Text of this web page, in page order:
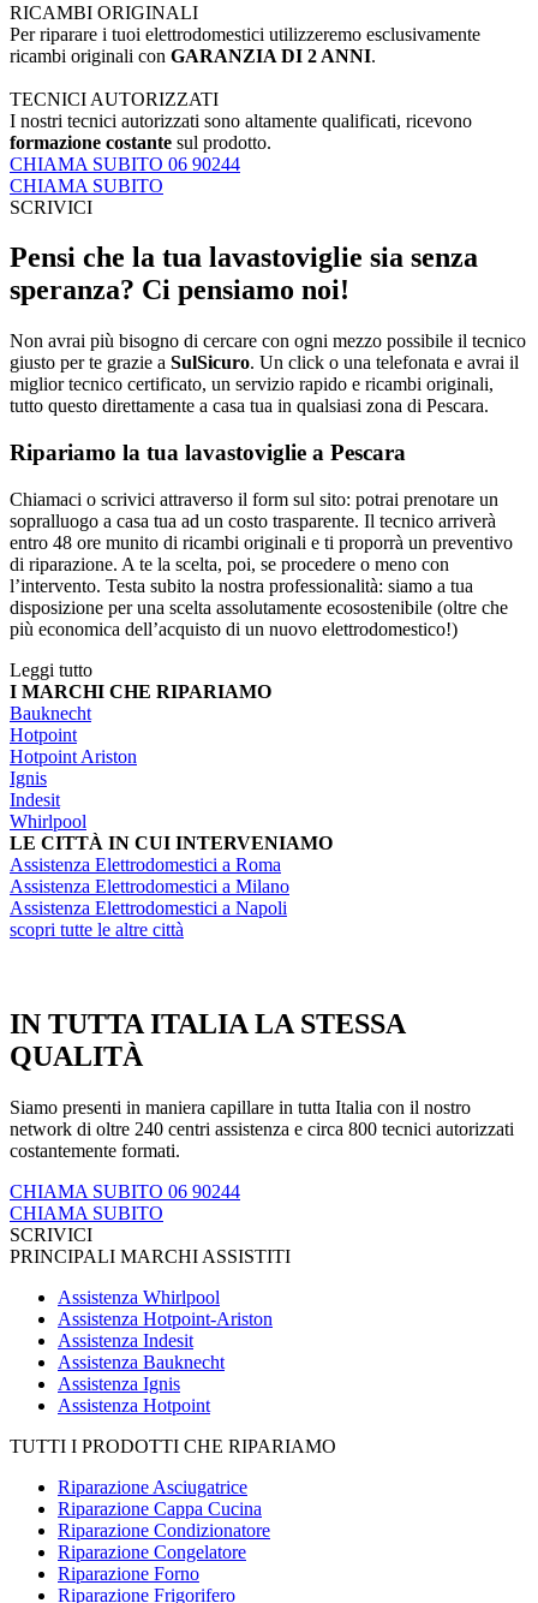
RICAMBI ORIGINALI
Per riparare i tuoi elettrodomestici utilizzeremo esclusivamente
ricambi originali con GARANZIA DI 2 ANNI.
TECNICI AUTORIZZATI
I nostri tecnici autorizzati sono altamente qualificati, ricevono
formazione costante sul prodotto.
CHIAMA SUBITO 06 90244
CHIAMA SUBITO
SCRIVICI
Pensi che la tua lavastoviglie sia senza
speranza? Ci pensiamo noi!
Non avrai più bisogno di cercare con ogni mezzo possibile il tecnico
giusto per te grazie a SulSicuro. Un click o una telefonata e avrai il
miglior tecnico certificato, un servizio rapido e ricambi originali,
tutto questo direttamente a casa tua in qualsiasi zona di Pescara.
Ripariamo la tua lavastoviglie a Pescara
Chiamaci o scrivici attraverso il form sul sito: potrai prenotare un
sopralluogo a casa tua ad un costo trasparente. Il tecnico arriverà
entro 48 ore munito di ricambi originali e ti proporrà un preventivo
di riparazione. A te la scelta, poi, se procedere o meno con
l’intervento. Testa subito la nostra professionalità: siamo a tua
disposizione per una scelta assolutamente ecosostenibile (oltre che
più economica dell’acquisto di un nuovo elettrodomestico!)
Leggi tutto
I MARCHI CHE RIPARIAMO
Bauknecht
Hotpoint
Hotpoint Ariston
Ignis
Indesit
Whirlpool
LE CITTÀ IN CUI INTERVENIAMO
Assistenza Elettrodomestici a Roma
Assistenza Elettrodomestici a Milano
Assistenza Elettrodomestici a Napoli
scopri tutte le altre città
IN TUTTA ITALIA LA STESSA
QUALITÀ
Siamo presenti in maniera capillare in tutta Italia con il nostro
network di oltre 240 centri assistenza e circa 800 tecnici autorizzati
costantemente formati.
CHIAMA SUBITO 06 90244
CHIAMA SUBITO
SCRIVICI
PRINCIPALI MARCHI ASSISTITI
Assistenza Whirlpool
Assistenza Hotpoint-Ariston
Assistenza Indesit
Assistenza Bauknecht
Assistenza Ignis
Assistenza Hotpoint
TUTTI I PRODOTTI CHE RIPARIAMO
Riparazione Asciugatrice
Riparazione Cappa Cucina
Riparazione Condizionatore
Riparazione Congelatore
Riparazione Forno
Riparazione Frigorifero